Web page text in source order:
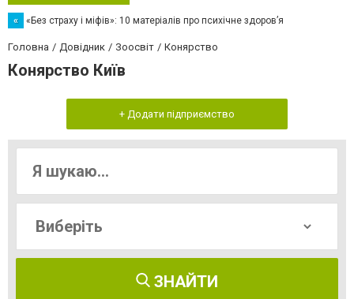
« «Без страху і міфів»: 10 матеріалів про психічне здоров’я
Головна Довідник Зоосвіт Конярство
Конярство Київ
+ Додати підприємство
ЗНАЙТИ